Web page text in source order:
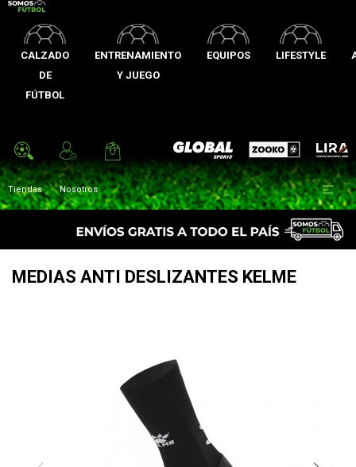
CALZADO
DE
FÚTBOL
ENTRENAMIENTO
Y JUEGO
EQUIPOS LIFESTYLE
Global Sports Zooko Lira
Tiendas Nosotros 
MEDIAS ANTI DESLIZANTES KELME